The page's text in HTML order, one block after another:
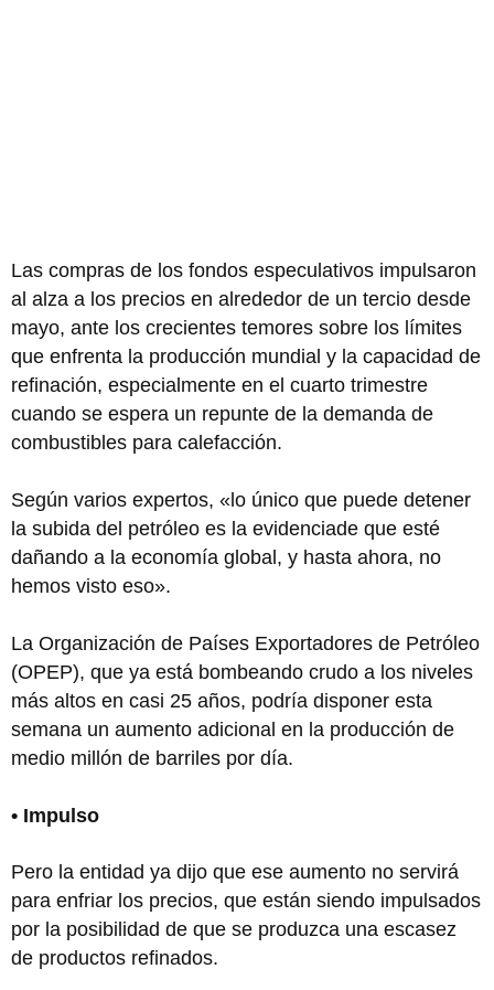
Las compras de los fondos especulativos impulsaron
al alza a los precios en alrededor de un tercio desde
mayo, ante los crecientes temores sobre los límites
que enfrenta la producción mundial y la capacidad de
refinación, especialmente en el cuarto trimestre
cuando se espera un repunte de la demanda de
combustibles para calefacción.
Según varios expertos, «lo único que puede detener
la subida del petróleo es la evidenciade que esté
dañando a la economía global, y hasta ahora, no
hemos visto eso».
La Organización de Países Exportadores de Petróleo
(OPEP), que ya está bombeando crudo a los niveles
más altos en casi 25 años, podría disponer esta
semana un aumento adicional en la producción de
medio millón de barriles por día.
• Impulso
Pero la entidad ya dijo que ese aumento no servirá
para enfriar los precios, que están siendo impulsados
por la posibilidad de que se produzca una escasez
de productos refinados.